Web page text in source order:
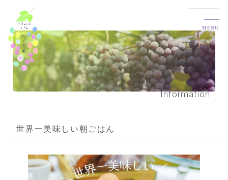
MENU
Information
世界一美味しい朝ごはん